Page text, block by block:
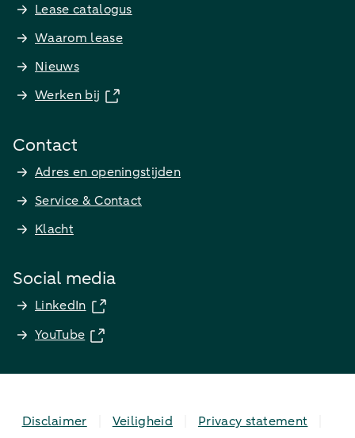
Lease catalogus
Waarom lease
Nieuws
Werken bij
Contact
Adres en openingstijden
Service & Contact
Klacht
Social media
LinkedIn
YouTube
Disclaimer Veiligheid Privacy statement